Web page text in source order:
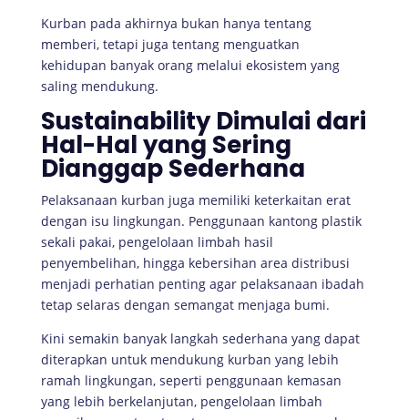
Kurban pada akhirnya bukan hanya tentang
memberi, tetapi juga tentang menguatkan
kehidupan banyak orang melalui ekosistem yang
saling mendukung.
Sustainability Dimulai dari
Hal-Hal yang Sering
Dianggap Sederhana
Pelaksanaan kurban juga memiliki keterkaitan erat
dengan isu lingkungan. Penggunaan kantong plastik
sekali pakai, pengelolaan limbah hasil
penyembelihan, hingga kebersihan area distribusi
menjadi perhatian penting agar pelaksanaan ibadah
tetap selaras dengan semangat menjaga bumi.
Kini semakin banyak langkah sederhana yang dapat
diterapkan untuk mendukung kurban yang lebih
ramah lingkungan, seperti penggunaan kemasan
yang lebih berkelanjutan, pengelolaan limbah